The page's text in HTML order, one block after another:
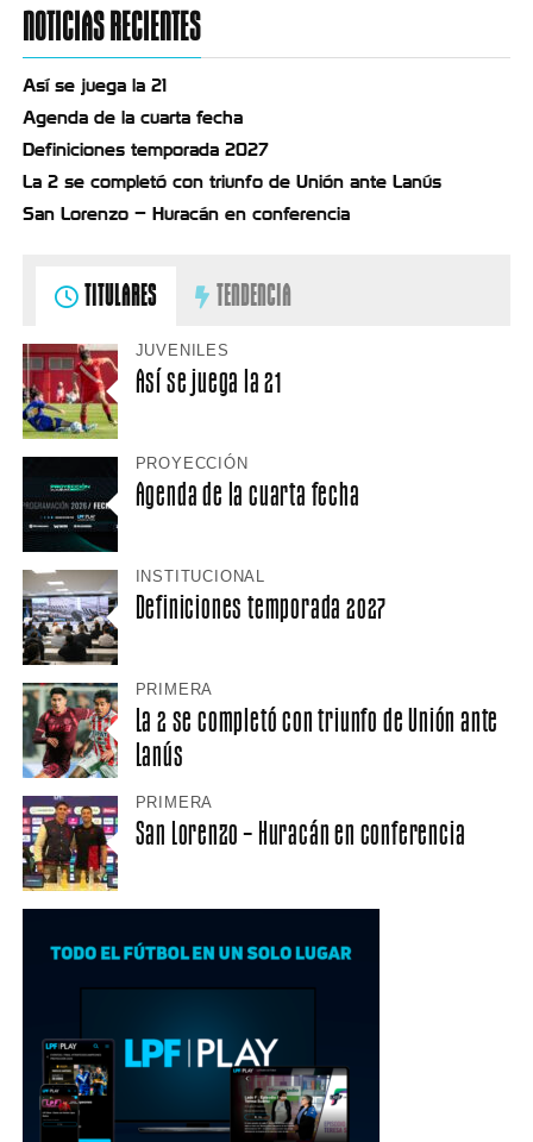
NOTICIAS RECIENTES
Así se juega la 21
Agenda de la cuarta fecha
Definiciones temporada 2027
La 2 se completó con triunfo de Unión ante Lanús
San Lorenzo – Huracán en conferencia
TITULARES TENDENCIA
JUVENILES
Así se juega la 21
PROYECCIÓN
Agenda de la cuarta fecha
INSTITUCIONAL
Definiciones temporada 2027
PRIMERA
La 2 se completó con triunfo de Unión ante
Lanús
PRIMERA
San Lorenzo – Huracán en conferencia